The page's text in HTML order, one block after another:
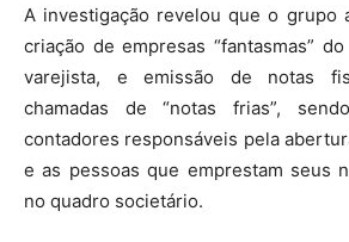
A investigação revelou que o grupo
criação de empresas “fantasmas”
varejista, e emissão de notas
chamadas de “notas frias”,
contadores responsáveis pela
e as pessoas que emprestam seus
no quadro societário.